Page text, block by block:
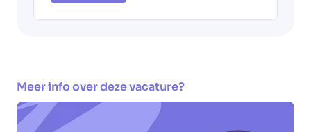
Meer info over deze vacature?